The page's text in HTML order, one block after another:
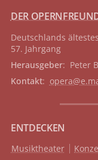
DER
Deutschlands
57. Jahrgang
Herausgeber: Peter
Kontakt:
ENTDECKEN
Musiktheater